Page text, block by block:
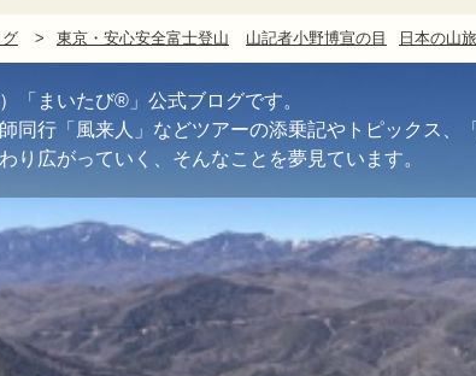
グ 東京・安心安全富士登山 山記者小野博宣の目 日本の山旅
「まいたび®」公式ブログです。
同行「風来人」などツアーの添乗記やトピックス、
り広がっていく、そんなことを夢見ています。